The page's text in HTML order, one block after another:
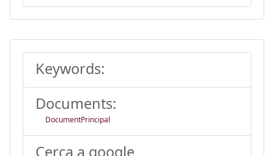
Keywords:
Documents:
DocumentPrincipal
Cerca a google